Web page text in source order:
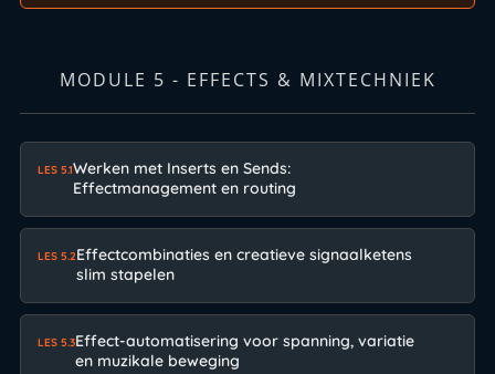
MODULE 5 - EFFECTS & MIXTECHNIEK
LES 5.1Werken met Inserts en Sends:
Effectmanagement en routing
LES 5.2Effectcombinaties en creatieve signaalketens
slim stapelen
LES 5.3Effect-automatisering voor spanning, variatie
en muzikale beweging